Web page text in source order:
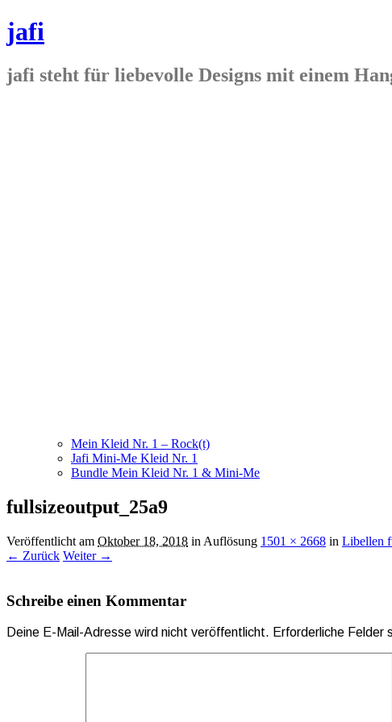
jafi
jafi steht für liebevolle Designs mit einem
Mein Kleid Nr. 1 – Rock(t)
Jafi Mini-Me Kleid Nr. 1
Bundle Mein Kleid Nr. 1 & Mini-Me
fullsizeoutput_25a9
Veröffentlicht am Oktober 18, 2018 in Auflösung 1501 × 2668 in Libellen
← Zurück Weiter →
Schreibe einen Kommentar
Deine E-Mail-Adresse wird nicht veröffentlicht. Erforderliche Felder